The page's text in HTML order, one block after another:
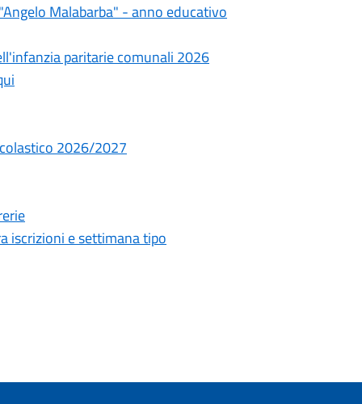
Malabarba" - anno educativo
paritarie comunali 2026
2026/2027
iscrizioni e settimana tipo